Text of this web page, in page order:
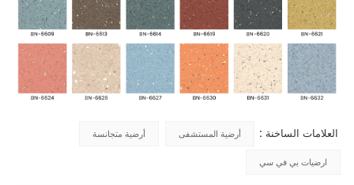
العلامات الساخنة : أرضية المستشفى أرضية متجانسة
ارضيات بي في سي